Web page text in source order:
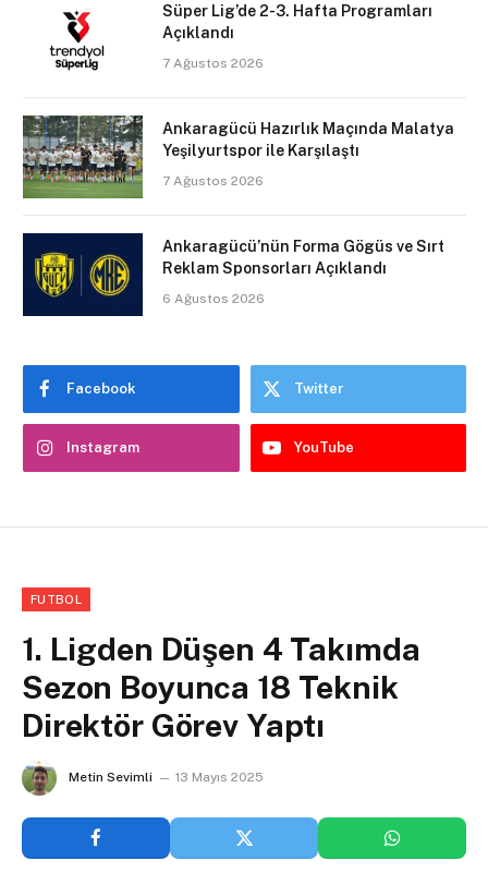
Süper Lig’de 2-3. Hafta Programları
Açıklandı
7 Ağustos 2026
Ankaragücü Hazırlık Maçında Malatya
Yeşilyurtspor ile Karşılaştı
7 Ağustos 2026
Ankaragücü’nün Forma Gögüs ve Sırt
Reklam Sponsorları Açıklandı
6 Ağustos 2026
Facebook Twitter
Instagram YouTube
FUTBOL
1. Ligden Düşen 4 Takımda
Sezon Boyunca 18 Teknik
Direktör Görev Yaptı
Metin Sevimli 13 Mayıs 2025